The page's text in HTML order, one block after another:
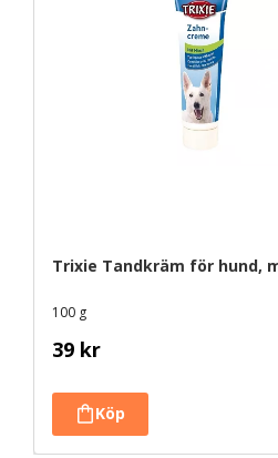
Trixie Tandkräm för hund,
100 g
39 kr